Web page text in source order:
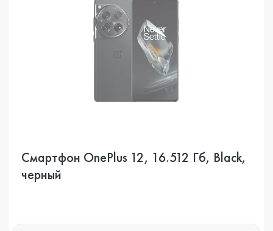
Смартфон OnePlus 12, 16.512 Гб, Black,
черный